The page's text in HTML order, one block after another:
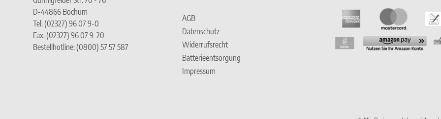
D-44866 Bochum
Tel. (02327) 96 07 9-0
Fax. (02327) 96 07 9-20
Bestellhotline: (0800) 57 57 587
AGB
Datenschutz
Widerrufsrecht
Batterieentsorgung
Impressum